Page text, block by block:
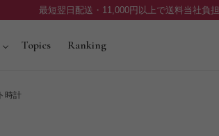
最短翌日配送・11,000円以上で送料当社負担
Topics Ranking
時計